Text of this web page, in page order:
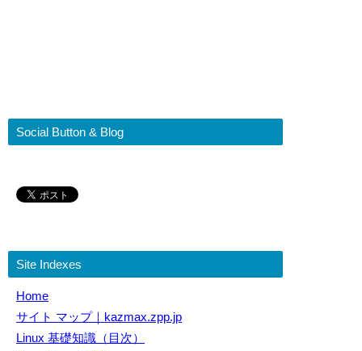
Social Button & Blog
Site Indexes
Home
サイト マップ｜kazmax.zpp.jp
Linux 基礎知識（目次）